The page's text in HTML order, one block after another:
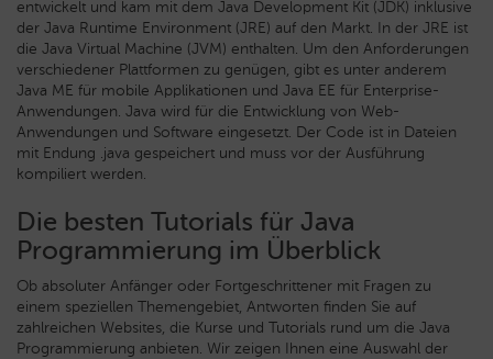
entwickelt und kam mit dem Java Development Kit (JDK) inklusive
der Java Runtime Environment (JRE) auf den Markt. In der JRE ist
die Java Virtual Machine (JVM) enthalten. Um den Anforderungen
verschiedener Plattformen zu genügen, gibt es unter anderem
Java ME für mobile Applikationen und Java EE für Enterprise-
Anwendungen. Java wird für die Entwicklung von Web-
Anwendungen und Software eingesetzt. Der Code ist in Dateien
mit Endung .java gespeichert und muss vor der Ausführung
kompiliert werden.
Die besten Tutorials für Java
Programmierung im Überblick
Ob absoluter Anfänger oder Fortgeschrittener mit Fragen zu
einem speziellen Themengebiet, Antworten finden Sie auf
zahlreichen Websites, die Kurse und Tutorials rund um die Java
Programmierung anbieten. Wir zeigen Ihnen eine Auswahl der